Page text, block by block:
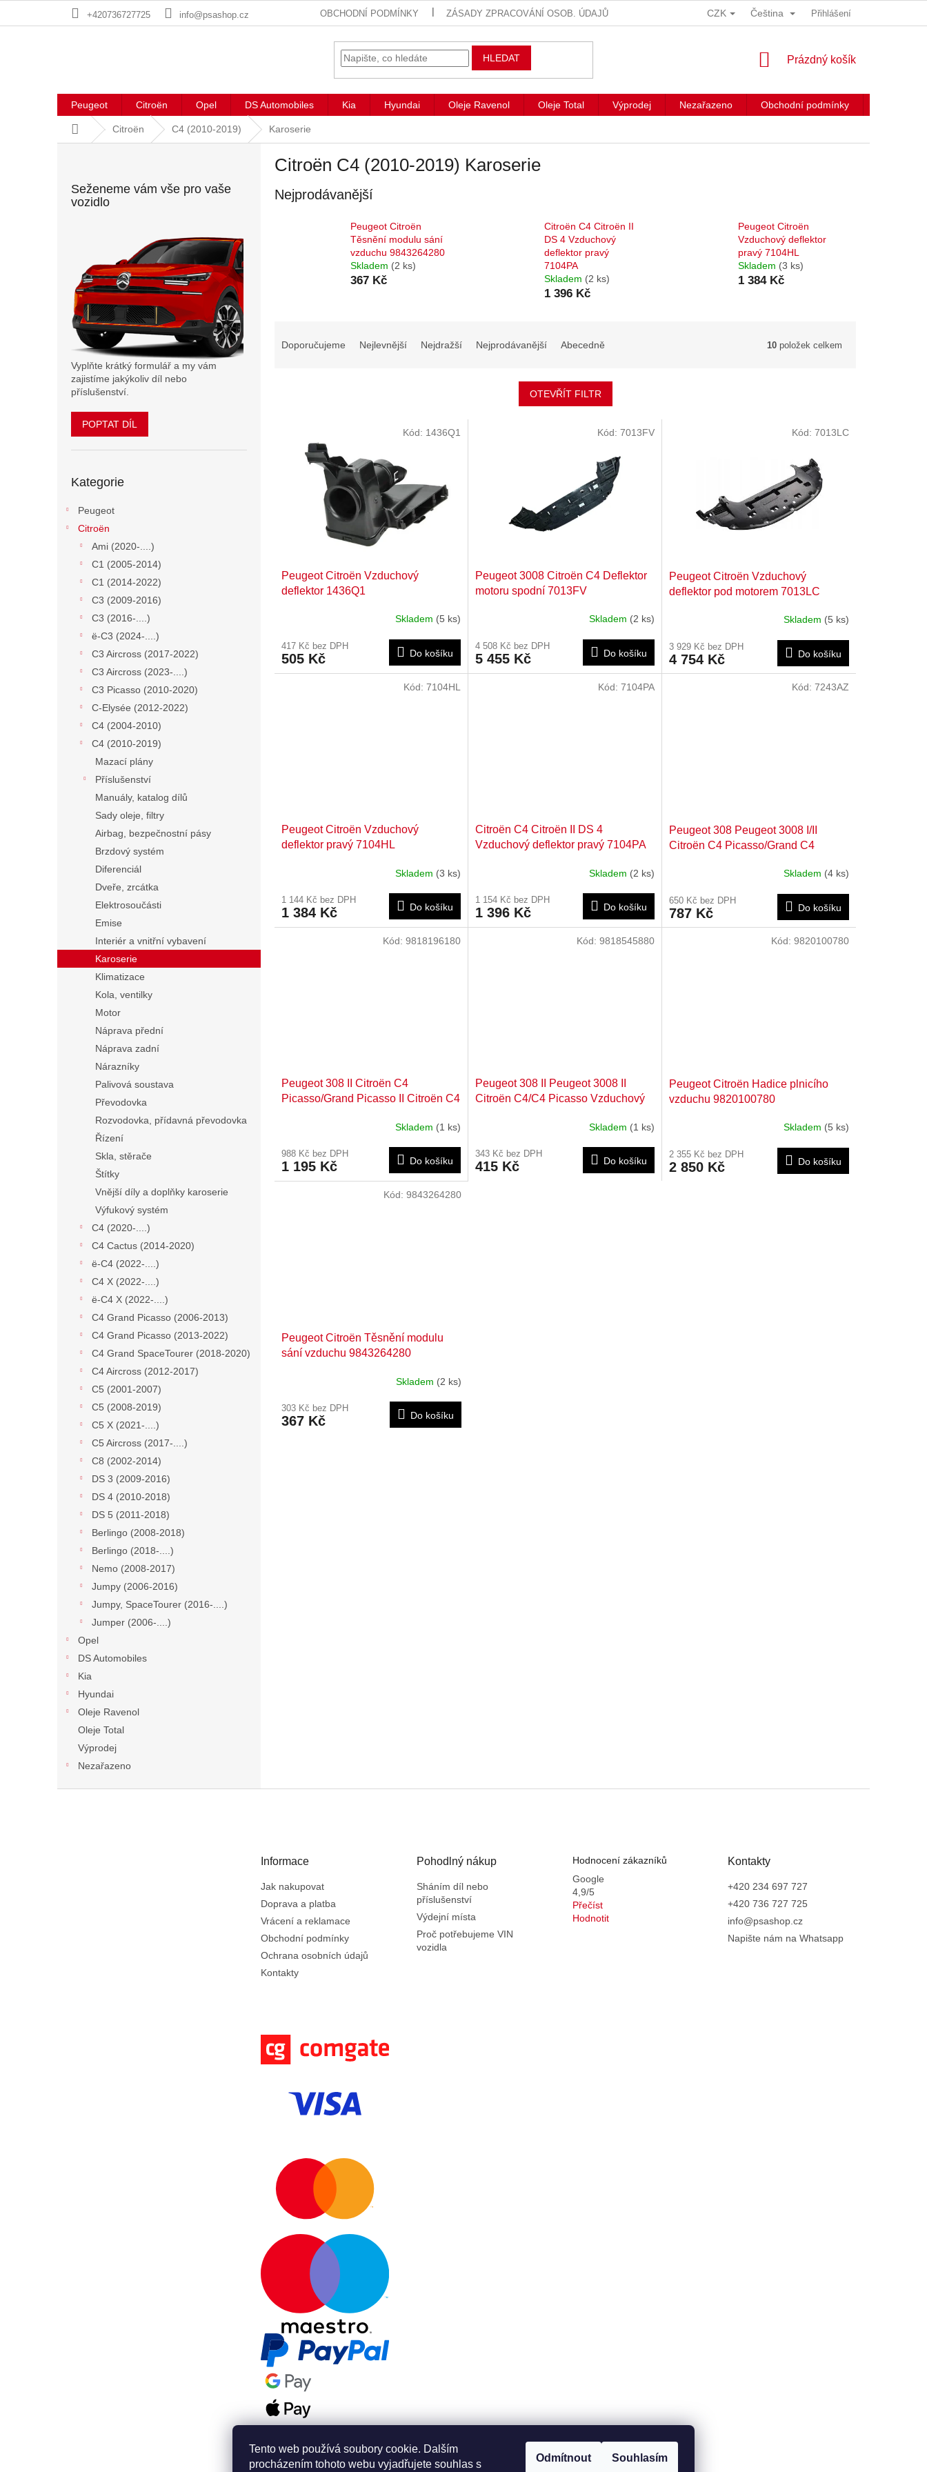
Tento web používá soubory cookie. Dalším
procházením tohoto webu vyjadřujete souhlas s
Odmítnout Souhlasím
+420736727725 info@psashop.cz OBCHODNÍ PODMÍNKY ZÁSADY ZPRACOVÁNÍ OSOB. ÚDAJŮ CZK Čeština Přihlášení
HLEDAT
NÁKUPNÍ
Prázdný košík
Peugeot Citroën Opel DS Automobiles Kia Hyundai Oleje Ravenol Oleje Total Výprodej Nezařazeno Obchodní podmínky
Domů Citroën C4 (2010-2019) Karoserie
Seženeme vám vše pro vaše
vozidlo
Vyplňte krátký formulář a my vám
zajistíme jakýkoliv díl nebo
příslušenství.
POPTAT DÍL
kategorie
Kategorie
Peugeot
Citroën
Ami (2020-....)
C1 (2005-2014)
C1 (2014-2022)
C3 (2009-2016)
C3 (2016-....)
ë-C3 (2024-....)
C3 Aircross (2017-2022)
C3 Aircross (2023-....)
C3 Picasso (2010-2020)
C-Elysée (2012-2022)
C4 (2004-2010)
C4 (2010-2019)
Mazací plány
Příslušenství
Manuály, katalog dílů
Sady oleje, filtry
Airbag, bezpečnostní pásy
Brzdový systém
Diferenciál
Dveře, zrcátka
Elektrosoučásti
Emise
Interiér a vnitřní vybavení
Karoserie
Klimatizace
Kola, ventilky
Motor
Náprava přední
Náprava zadní
Nárazníky
Palivová soustava
Převodovka
Rozvodovka, přídavná převodovka
Řízení
Skla, stěrače
Štítky
Vnější díly a doplňky karoserie
Výfukový systém
C4 (2020-....)
C4 Cactus (2014-2020)
ë-C4 (2022-....)
C4 X (2022-....)
ë-C4 X (2022-....)
C4 Grand Picasso (2006-2013)
C4 Grand Picasso (2013-2022)
C4 Grand SpaceTourer (2018-2020)
C4 Aircross (2012-2017)
C5 (2001-2007)
C5 (2008-2019)
C5 X (2021-....)
C5 Aircross (2017-....)
C8 (2002-2014)
DS 3 (2009-2016)
DS 4 (2010-2018)
DS 5 (2011-2018)
Berlingo (2008-2018)
Berlingo (2018-....)
Nemo (2008-2017)
Jumpy (2006-2016)
Jumpy, SpaceTourer (2016-....)
Jumper (2006-....)
Opel
DS Automobiles
Kia
Hyundai
Oleje Ravenol
Oleje Total
Výprodej
Nezařazeno
Citroën C4 (2010-2019) Karoserie
Nejprodávanější
Peugeot Citroën
Těsnění modulu sání
vzduchu 9843264280
Skladem (2 ks)
367 Kč
Citroën C4 Citroën II
DS 4 Vzduchový
deflektor pravý
7104PA
Skladem (2 ks)
1 396 Kč
Peugeot Citroën
Vzduchový deflektor
pravý 7104HL
Skladem (3 ks)
1 384 Kč
Doporučujeme Nejlevnější Nejdražší Nejprodávanější Abecedně 10 položek celkem
OTEVŘÍT FILTR
Peugeot Citroën Vzduchový
deflektor 1436Q1
Skladem (5 ks)
417 Kč bez DPH
505 Kč Do košíku
Kód: 1436Q1
Peugeot 3008 Citroën C4 Deflektor
motoru spodní 7013FV
Skladem (2 ks)
4 508 Kč bez DPH
5 455 Kč Do košíku
Kód: 7013FV
Peugeot Citroën Vzduchový
deflektor pod motorem 7013LC
Skladem (5 ks)
3 929 Kč bez DPH
4 754 Kč Do košíku
Kód: 7013LC
Peugeot Citroën Vzduchový
deflektor pravý 7104HL
Skladem (3 ks)
1 144 Kč bez DPH
1 384 Kč Do košíku
Kód: 7104HL
Citroën C4 Citroën II DS 4
Vzduchový deflektor pravý 7104PA
Skladem (2 ks)
1 154 Kč bez DPH
1 396 Kč Do košíku
Kód: 7104PA
Peugeot 308 Peugeot 3008 I/II
Citroën C4 Picasso/Grand C4
ventilační mřížka karoserie 7243AZ
Skladem (4 ks)
650 Kč bez DPH
787 Kč Do košíku
Kód: 7243AZ
Peugeot 308 II Citroën C4
Picasso/Grand Picasso II Citroën C4
Skladem (1 ks)
988 Kč bez DPH
1 195 Kč Do košíku
Kód: 9818196180
Peugeot 308 II Peugeot 3008 II
Citroën C4/C4 Picasso Vzduchový
Skladem (1 ks)
343 Kč bez DPH
415 Kč Do košíku
Kód: 9818545880
Peugeot Citroën Hadice plnicího
vzduchu 9820100780
Skladem (5 ks)
2 355 Kč bez DPH
2 850 Kč Do košíku
Kód: 9820100780
Peugeot Citroën Těsnění modulu
sání vzduchu 9843264280
Skladem (2 ks)
303 Kč bez DPH
367 Kč Do košíku
Kód: 9843264280
Informace
Jak nakupovat
Doprava a platba
Vrácení a reklamace
Obchodní podmínky
Ochrana osobních údajů
Kontakty
Pohodlný nákup
Sháním díl nebo
příslušenství
Výdejní místa
Proč potřebujeme VIN
vozidla
Hodnocení zákazníků
Google
4,9/5
Přečíst
Hodnotit
Kontakty
+420 234 697 727
+420 736 727 725
info@psashop.cz
Napište nám na Whatsapp